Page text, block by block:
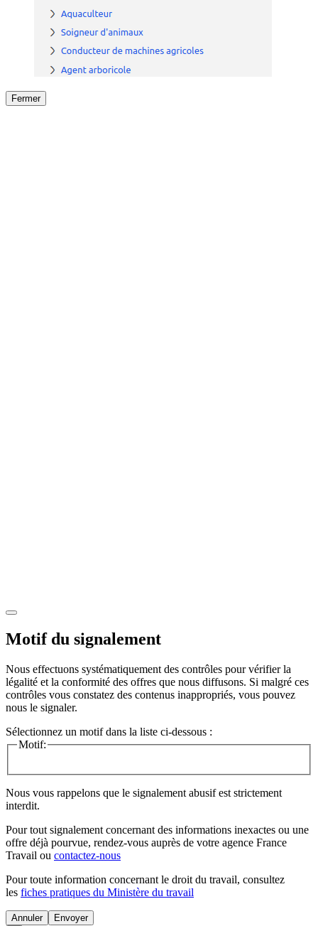
Fermer
Motif du signalement
Nous effectuons systématiquement des contrôles pour vérifier la
légalité et la conformité des offres que nous diffusons. Si malgré ces
contrôles vous constatez des contenus inappropriés, vous pouvez
nous le signaler.
Sélectionnez un motif dans la liste ci-dessous :
Motif:
Nous vous rappelons que le signalement abusif est strictement
interdit.
Pour tout signalement concernant des informations inexactes ou une
offre déjà pourvue, rendez-vous auprès de votre agence France
Travail ou contactez-nous
Pour toute information concernant le droit du travail, consultez
les fiches pratiques du Ministère du travail
Annuler